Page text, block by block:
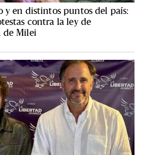
y en distintos puntos del país:
contra la ley de
de Milei